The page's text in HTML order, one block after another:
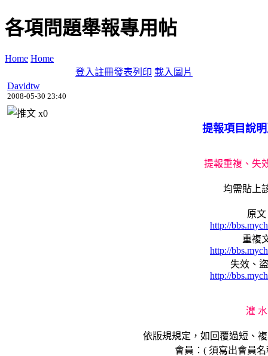
各項問題舉報專用帖
Home Home
登入註冊發表列印 載入圖片
Davidtw
2008-05-30 23:40
x0
提報項目說
提報重複、失
均需貼上
原
http://
重複
http://
失效、
http://
灌
依版規規定，如回覆過短、
會員：( 須寫出會員